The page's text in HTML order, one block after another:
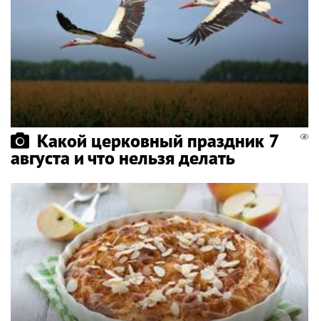
Какой церковный праздник 7
августа и что нельзя делать